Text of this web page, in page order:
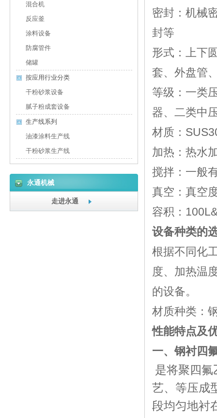
密封：机械
封等
形式：上下
套、外盘管
等级：一类
器、二类中
材质：
加热：热水
搅拌：一般
真空：真空
容积：
设备种类的
根据不同化
度、加热温
的设备。
材质种类：
性能特点及
一、钢衬四
是将聚四
艺、等压成
段均匀地衬
混合机
反应釜
涂料设备
防腐管件
储罐
按应用行业分类
干粉砂浆设备
腻子粉成套设备
生产线系列
油漆涂料生产线
干粉砂浆生产线
永通机械
走进永通